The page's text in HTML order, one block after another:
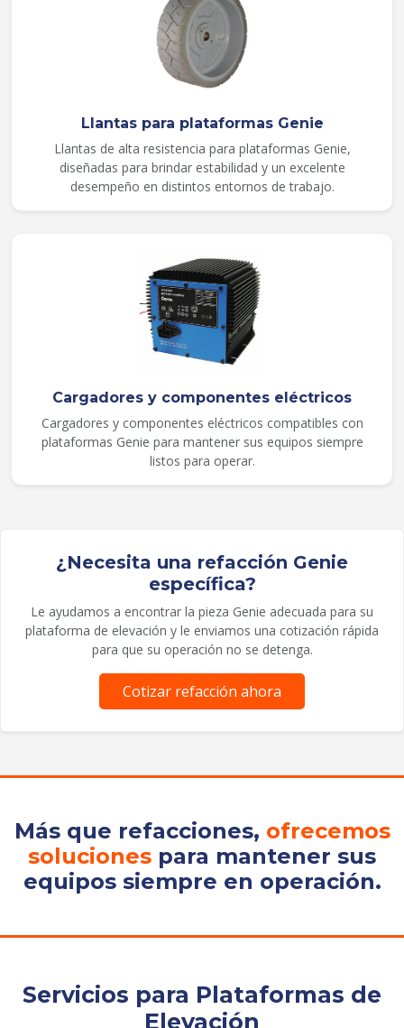
Llantas para plataformas Genie
Llantas de alta resistencia para plataformas Genie,
diseñadas para brindar estabilidad y un excelente
desempeño en distintos entornos de trabajo.
Cargadores y componentes eléctricos
Cargadores y componentes eléctricos compatibles con
plataformas Genie para mantener sus equipos siempre
listos para operar.
¿Necesita una refacción Genie
específica?
Le ayudamos a encontrar la pieza Genie adecuada para su
plataforma de elevación y le enviamos una cotización rápida
para que su operación no se detenga.
Cotizar refacción ahora
Más que refacciones, ofrecemos
soluciones para mantener sus
equipos siempre en operación.
Servicios para Plataformas de
Elevación